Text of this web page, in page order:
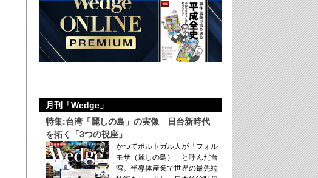
月刊「Wedge」
特集:台湾「麗しの島」の実像 日台新時代
を拓く「3つの視座」
かつてポルトガル人が「フォル
モサ（麗しの島）」と呼んだ台
湾。半導体産業で世界の最先端